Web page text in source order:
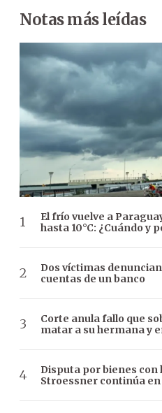
Notas más leídas
El frío vuelve a
hasta 10°C: ¿Cuándo y
Dos víctimas
cuentas de un banco
Corte anula fallo que
matar a su hermana y
Disputa por bienes
Stroessner continúa